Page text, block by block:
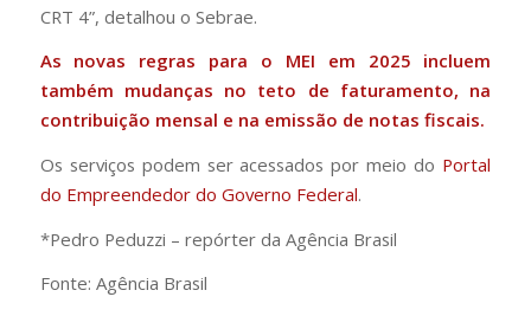
CRT 4”, detalhou o Sebrae.
As novas regras para o MEI em 2025 incluem
também mudanças no teto de faturamento, na
contribuição mensal e na emissão de notas fiscais.
Os serviços podem ser acessados por meio do Portal
do Empreendedor do Governo Federal.
*Pedro Peduzzi – repórter da Agência Brasil
Fonte: Agência Brasil